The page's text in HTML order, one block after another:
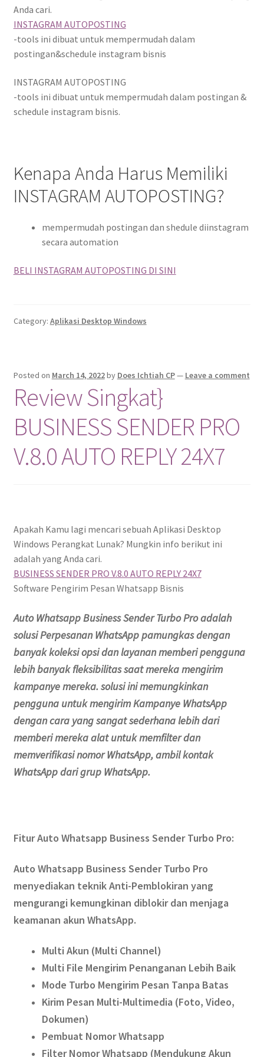
TRIK BCWA
Anda cari.
INSTAGRAM AUTOPOSTING
-tools ini dibuat untuk mempermudah dalam
postingan&schedule instagram bisnis
INSTAGRAM AUTOPOSTING
-tools ini dibuat untuk mempermudah dalam postingan &
schedule instagram bisnis.
Kenapa Anda Harus Memiliki
INSTAGRAM AUTOPOSTING?
mempermudah postingan dan shedule diinstagram
secara automation
BELI INSTAGRAM AUTOPOSTING DI SINI
Category: Aplikasi Desktop Windows
Posted on March 14, 2022by Does Ichtiah CP— Leave a comment
Review Singkat}
BUSINESS SENDER PRO
V.8.0 AUTO REPLY 24X7
Apakah Kamu lagi mencari sebuah Aplikasi Desktop
Windows Perangkat Lunak? Mungkin info berikut ini
adalah yang Anda cari.
BUSINESS SENDER PRO V.8.0 AUTO REPLY 24X7
Software Pengirim Pesan Whatsapp Bisnis
Auto Whatsapp Business Sender Turbo Pro adalah
solusi Perpesanan WhatsApp pamungkas dengan
banyak koleksi opsi dan layanan memberi pengguna
lebih banyak fleksibilitas saat mereka mengirim
kampanye mereka. solusi ini memungkinkan
pengguna untuk mengirim Kampanye WhatsApp
dengan cara yang sangat sederhana lebih dari
memberi mereka alat untuk memfilter dan
memverifikasi nomor WhatsApp, ambil kontak
WhatsApp dari grup WhatsApp.
Fitur Auto Whatsapp Business Sender Turbo Pro:
Auto Whatsapp Business Sender Turbo Pro
menyediakan teknik Anti-Pemblokiran yang
mengurangi kemungkinan diblokir dan menjaga
keamanan akun WhatsApp.
Multi Akun (Multi Channel)
Multi File Mengirim Penanganan Lebih Baik
Mode Turbo Mengirim Pesan Tanpa Batas
Kirim Pesan Multi-Multimedia (Foto, Video,
Dokumen)
Pembuat Nomor Whatsapp
Filter Nomor Whatsapp (Mendukung Akun